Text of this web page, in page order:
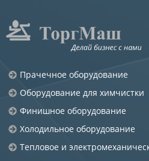
Прачечное оборудование
Оборудование для химчистки
Финишное оборудование
Холодильное оборудование
Тепловое и